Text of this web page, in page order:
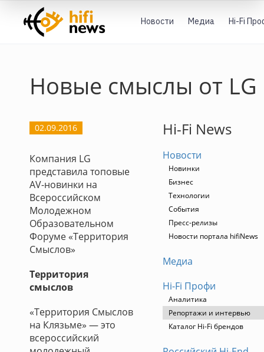
Новости Медиа Hi-Fi
Новые смыслы от LG
02.09.2016
Компания LG
представила топовые
AV-новинки на
Всероссийском
Молодежном
Образовательном
Форуме «Территория
Смыслов»
Территория
смыслов
«Территория Смыслов
на Клязьме» — это
всероссийский
Hi-Fi News
Новости
Новинки
Бизнес
Технологии
События
Пресс-релизы
Новости портала hifiNews
Медиа
Hi-Fi Профи
Аналитика
Репортажи и интервью
Каталог Hi-Fi брендов